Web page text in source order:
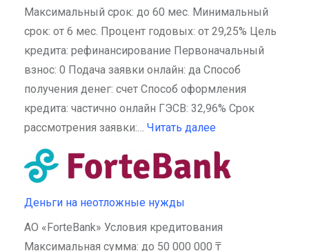
Максимальный срок: до 60 мес. Минимальный
срок: от 6 мес. Процент годовых: от 29,25% Цель
кредита: рефинансирование Первоначальный
взнос: 0 Подача заявки онлайн: да Способ
получения денег: счет Способ оформления
кредита: частично онлайн ГЭСВ: 32,96% Срок
рассмотрения заявки:… Читать далее
Деньги на неотложные нужды
АО «ForteBank» Условия кредитования
Максимальная сумма: до 50 000 000 ₸